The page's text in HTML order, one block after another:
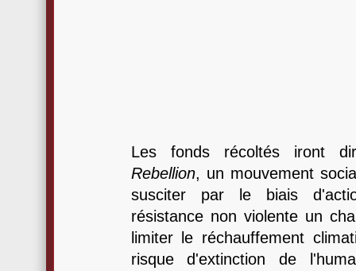
Les fonds récoltés iront
Rebellion, un mouvement
susciter par le biais
résistance non violente un
limiter le réchauffement
risque d'extinction de